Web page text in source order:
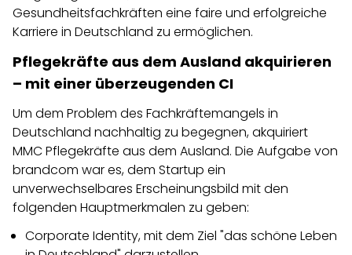
Gesundheitsfachkräften eine faire und erfolgreiche
Karriere in Deutschland zu ermöglichen.
Pflegekräfte aus dem Ausland akquirieren
– mit einer überzeugenden CI
Um dem Problem des Fachkräftemangels in
Deutschland nachhaltig zu begegnen, akquiriert
MMC Pflegekräfte aus dem Ausland. Die Aufgabe von
brandcom war es, dem Startup ein
unverwechselbares Erscheinungsbild mit den
folgenden Hauptmerkmalen zu geben:
Corporate Identity, mit dem Ziel "das schöne Leben